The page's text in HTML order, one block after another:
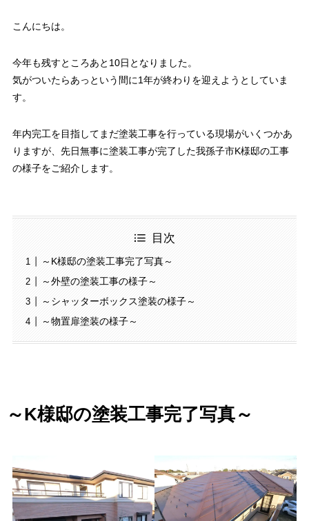
こんにちは。
今年も残すところあと10日となりました。
気がついたらあっという間に1年が終わりを迎えようとしていま
す。
年内完工を目指してまだ塗装工事を行っている現場がいくつかあ
りますが、先日無事に塗装工事が完了した我孫子市K様邸の工事
の様子をご紹介します。
目次
～K様邸の塗装工事完了写真～
～外壁の塗装工事の様子～
～シャッターボックス塗装の様子～
～物置扉塗装の様子～
～K様邸の塗装工事完了写真～